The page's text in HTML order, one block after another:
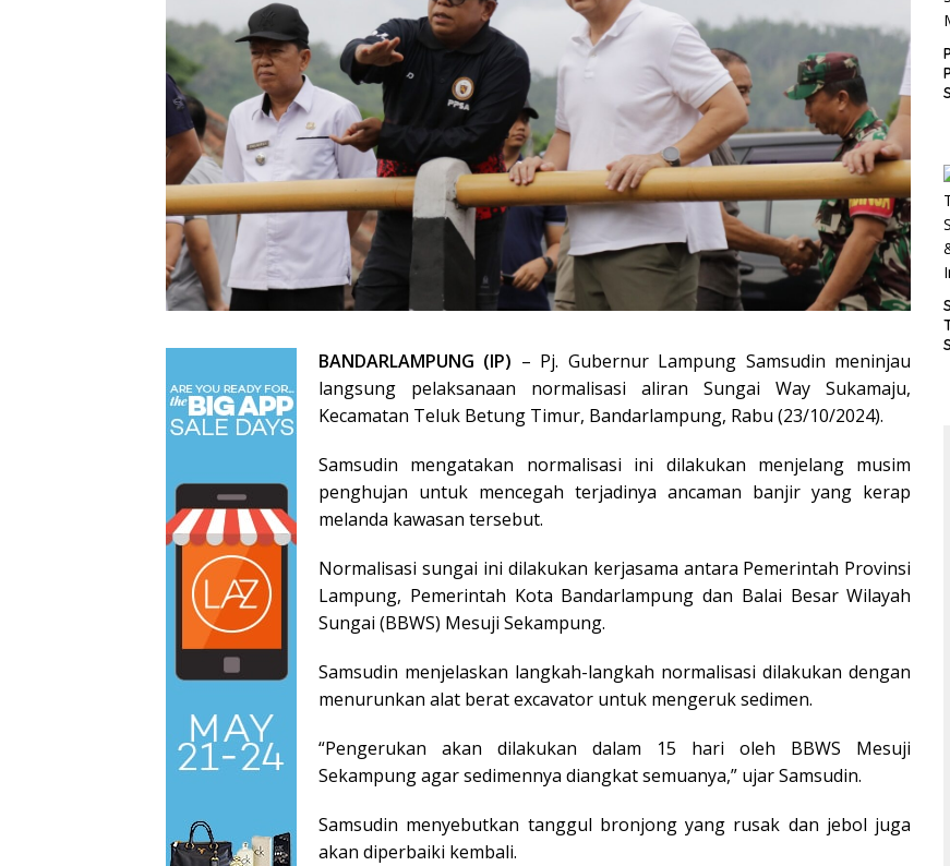
BANDARLAMPUNG (IP) – Pj. Gubernur Lampung Samsudin meninjau
langsung pelaksanaan normalisasi aliran Sungai Way Sukamaju,
Kecamatan Teluk Betung Timur, Bandarlampung, Rabu (23/10/2024).
Samsudin mengatakan normalisasi ini dilakukan menjelang musim
penghujan untuk mencegah terjadinya ancaman banjir yang kerap
melanda kawasan tersebut.
Normalisasi sungai ini dilakukan kerjasama antara Pemerintah Provinsi
Lampung, Pemerintah Kota Bandarlampung dan Balai Besar Wilayah
Sungai (BBWS) Mesuji Sekampung.
Samsudin menjelaskan langkah-langkah normalisasi dilakukan dengan
menurunkan alat berat excavator untuk mengeruk sedimen.
“Pengerukan akan dilakukan dalam 15 hari oleh BBWS Mesuji
Sekampung agar sedimennya diangkat semuanya,” ujar Samsudin.
Samsudin menyebutkan tanggul bronjong yang rusak dan jebol juga
akan diperbaiki kembali.